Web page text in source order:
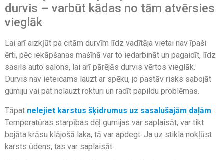
durvis – varbūt kādas no tām atvērsies
vieglāk
Lai arī aizkļūt pa citām durvīm līdz vadītāja vietai nav īpaši
ērti, pēc iekāpšanas mašīnā var to iedarbināt un pagaidīt, līdz
sasils auto salons, lai arī pārējās durvis vērtos vieglāk.
Durvis nav ieteicams lauzt ar spēku, jo pastāv risks sabojāt
gumiju vai pat nolauzt rokturi un radīt papildu problēmas.
Tāpat nelejiet karstus šķidrumus uz sasalušajām daļām
Temperatūras starpības dēļ gumijas var saplaisāt, var tikt
bojāta krāsu klājošā laka, tā var apdegt. Ja uz stikla nokļūst
karsts ūdens, tas var saplaisāt.